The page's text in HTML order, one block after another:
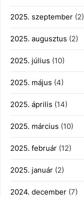
2025. szeptember (2)
2025. augusztus (2)
2025. július (10)
2025. május (4)
2025. április (14)
2025. március (10)
2025. február (12)
2025. január (2)
2024. december (7)